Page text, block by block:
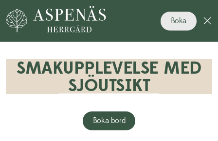
Boka
SMAKUPPLEVELSE MED
SJÖUTSIKT
Boka bord